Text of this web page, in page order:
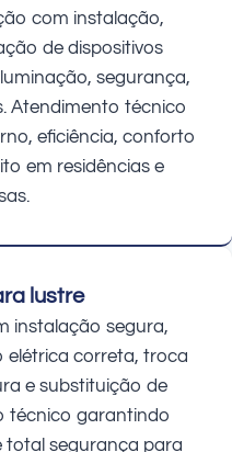
com instalação,
de dispositivos
segurança,
Atendimento técnico
eficiência, conforto
em residências e
lustre
instalação segura,
elétrica correta, troca
e substituição de
técnico garantindo
total segurança para